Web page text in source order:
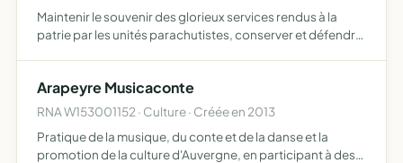
Maintenir le souvenir des glorieux services rendus à la
patrie par les unités parachutistes, conserver et défendre
soci…
Arapeyre Musicaconte
RNA W153001152 · Culture · Créée en 2013
Pratique de la musique, du conte et de la danse et la
promotion de la culture d'Auvergne, en participant à des